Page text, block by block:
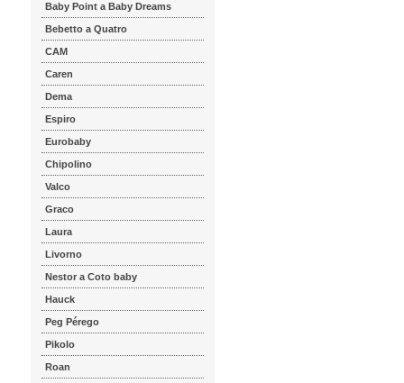
Baby Point a Baby Dreams
Bebetto a Quatro
CAM
Caren
Dema
Espiro
Eurobaby
Chipolino
Valco
Graco
Laura
Livorno
Nestor a Coto baby
Hauck
Peg Pérego
Pikolo
Roan